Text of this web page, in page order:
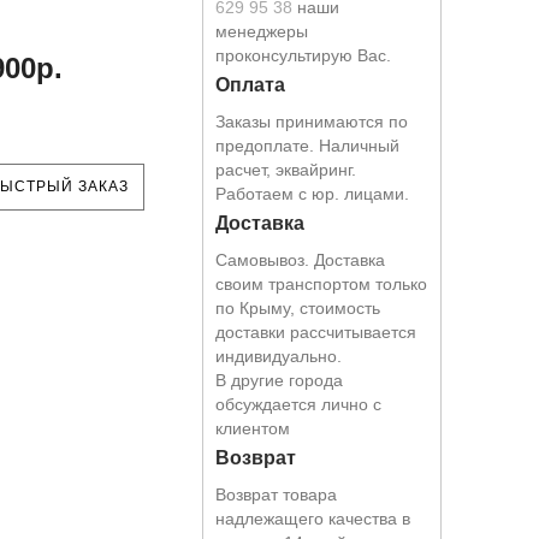
ЗАКАЗ
629 95 38 наши
менеджеры
проконсультирую Вас.
Оплата
Заказы принимаются по
предоплате. Наличный
расчет, эквайринг.
Работаем с юр. лицами.
Доставка
Самовывоз. Доставка
своим транспортом только
по Крыму, стоимость
доставки рассчитывается
индивидуально.
В другие города
обсуждается лично с
клиентом
Возврат
Возврат товара
надлежащего качества в